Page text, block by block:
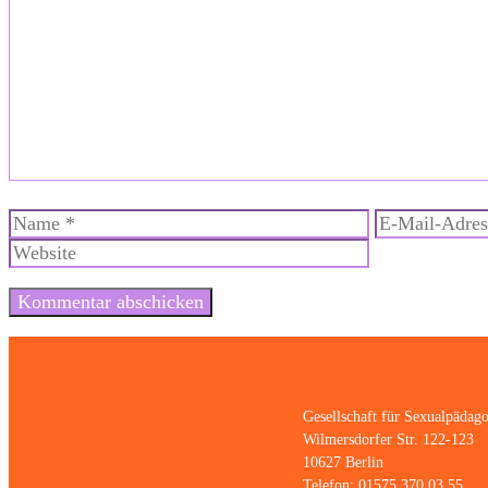
Name
E-
Gesellschaft für
Wilmersdorfer Str. 122-123
10627 Berlin